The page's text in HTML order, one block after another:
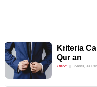
Kriteria
Qur an
OASE Sabtu, 30